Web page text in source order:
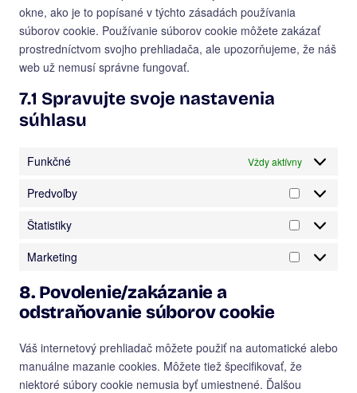
okne, ako je to popísané v týchto zásadách používania
súborov cookie. Používanie súborov cookie môžete zakázať
prostredníctvom svojho prehliadača, ale upozorňujeme, že náš
web už nemusí správne fungovať.
7.1 Spravujte svoje nastavenia
súhlasu
Funkčné Vždy aktívny
Predvoľby
Predvoľby
Štatistiky
Štatistiky
Marketing
Marketing
8. Povolenie/zakázanie a
odstraňovanie súborov cookie
Váš internetový prehliadač môžete použiť na automatické alebo
manuálne mazanie cookies. Môžete tiež špecifikovať, že
niektoré súbory cookie nemusia byť umiestnené. Ďalšou